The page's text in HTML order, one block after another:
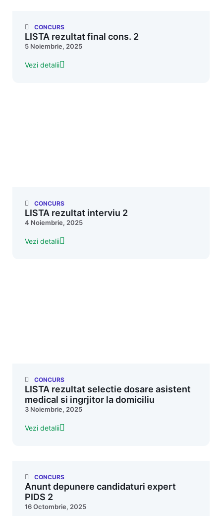
CONCURS
LISTA rezultat final cons. 2
5 Noiembrie, 2025
Vezi detalii
CONCURS
LISTA rezultat interviu 2
4 Noiembrie, 2025
Vezi detalii
CONCURS
LISTA rezultat selectie dosare asistent
medical si ingrjitor la domiciliu
3 Noiembrie, 2025
Vezi detalii
CONCURS
Anunt depunere candidaturi expert
PIDS 2
16 Octombrie, 2025